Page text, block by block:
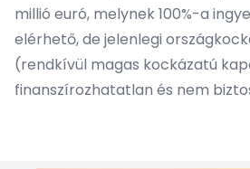
millió euró, melynek 100%-a
elérhető, de jelenlegi
(rendkívül magas kockázatú
finanszírozhatatlan és nem